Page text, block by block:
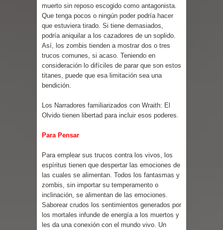
muerto sin reposo escogido como antagonista.
Que tenga pocos o ningún poder podría hacer
que estuviera tirado. Si tiene demasiados,
podría aniquilar a los cazadores de un soplido.
Así, los zombis tienden a mostrar dos o tres
trucos comunes, si acaso. Teniendo en
consideración lo difíciles de parar que son estos
titanes, puede que esa limitación sea una
bendición.
Los Narradores familiarizados con Wraith: El
Olvido tienen libertad para incluir esos poderes.
Para Pensar
Para emplear sus trucos contra los vivos, los
espíritus tienen que despertar las emociones de
las cuales se alimentan. Todos los fantasmas y
zombis, sin importar su temperamento o
inclinación, se alimentan de las emociones.
Saborear crudos los sentimientos generados por
los mortales infunde de energía a los muertos y
les da una conexión con el mundo vivo. Un